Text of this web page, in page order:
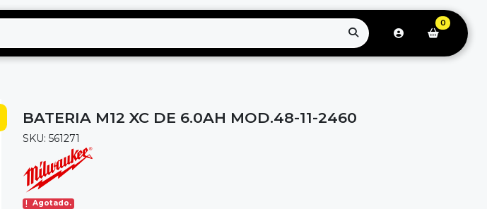
0
BATERIA M12 XC DE 6.0AH MOD.48-11-2460
SKU: 561271
Agotado.